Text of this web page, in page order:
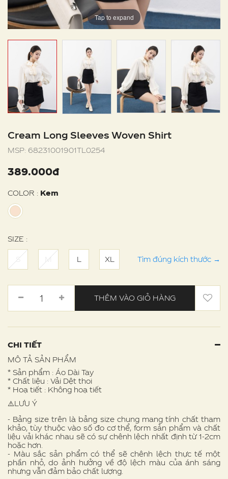
Tap to expand
Cream Long Sleeves Woven Shirt
MSP: 68231001901TL0254
389.000đ
COLOR : Kem
SIZE :
S M L XL Tìm đúng kích thước →
THÊM VÀO GIỎ HÀNG
CHI TIẾT
MÔ TẢ SẢN PHẨM
* Sản phẩm : Áo Dài Tay
* Chất liệu : Vải Dệt thoi
* Hoạ tiết : Không hoạ tiết
⚠️LƯU Ý
- Bảng size trên là bảng size chung mang tính chất tham
khảo, tùy thuộc vào số đo cơ thể, form sản phẩm và chất
liệu vải khác nhau sẽ có sự chênh lệch nhất định từ 1-2cm
hoặc hơn.
- Màu sắc sản phẩm có thể sẽ chênh lệch thực tế một
phần nhỏ, do ảnh hưởng về độ lệch màu của ánh sáng
nhưng vẫn đảm bảo chất lượng.